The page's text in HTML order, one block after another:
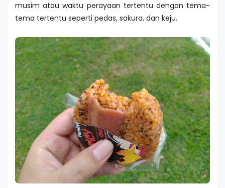
musim atau waktu perayaan tertentu dengan tema-
tema tertentu seperti pedas, sakura, dan keju.